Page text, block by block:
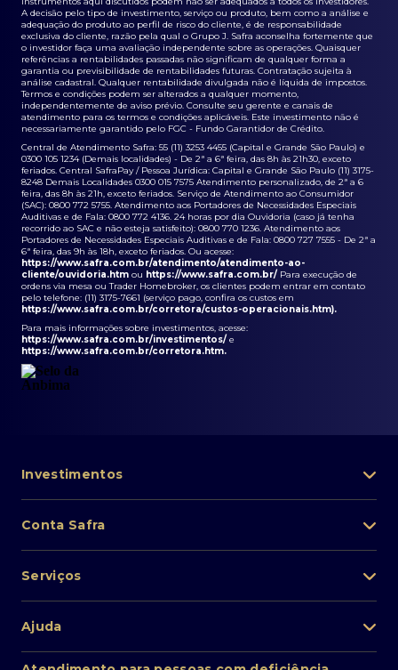
A decisão pelo tipo de investimento, serviço ou produto, bem como a análise e
adequação do produto ao perfil de risco do cliente, é de responsabilidade
exclusiva do cliente, razão pela qual o Grupo J. Safra aconselha fortemente que
o investidor faça uma avaliação independente sobre as operações. Quaisquer
referências a rentabilidades passadas não significam de qualquer forma a
garantia ou previsibilidade de rentabilidades futuras. Contratação sujeita à
análise cadastral. Qualquer rentabilidade divulgada não é líquida de impostos.
Termos e condições podem ser alterados a qualquer momento,
independentemente de aviso prévio. Consulte seu gerente e canais de
atendimento para os termos e condições aplicáveis. Este investimento não é
necessariamente garantido pelo FGC - Fundo Garantidor de Crédito.
Central de Atendimento Safra: 55 (11) 3253 4455 (Capital e Grande São Paulo) e
0300 105 1234 (Demais localidades) - De 2ª a 6ª feira, das 8h às 21h30, exceto
feriados. Central SafraPay / Pessoa Jurídica: Capital e Grande São Paulo (11) 3175-
8248 Demais Localidades 0300 015 7575 Atendimento personalizado, de 2ª a 6
feira, das 8h às 21h, exceto feriados. Serviço de Atendimento ao Consumidor
(SAC): 0800 772 5755. Atendimento aos Portadores de Necessidades Especiais
Auditivas e de Fala: 0800 772 4136. 24 horas por dia Ouvidoria (caso já tenha
recorrido ao SAC e não esteja satisfeito): 0800 770 1236. Atendimento aos
Portadores de Necessidades Especiais Auditivas e de Fala: 0800 727 7555 - De 2ª a
6ª feira, das 9h às 18h, exceto feriados. Ou acesse:
https://www.safra.com.br/atendimento/atendimento-ao-
cliente/ouvidoria.htm ou https://www.safra.com.br/ Para execução de
ordens via mesa ou Trader Homebroker, os clientes podem entrar em contato
pelo telefone: (11) 3175-7661 (serviço pago, confira os custos em
https://www.safra.com.br/corretora/custos-operacionais.htm).
Para mais informações sobre investimentos, acesse:
https://www.safra.com.br/investimentos/ e
https://www.safra.com.br/corretora.htm.
Investimentos
Lista de fundos de investimento
Private Banking
Renda fixa
Conta Safra
Pessoa Física
Cartões
Empréstimos e financiamentos
Serviços
Perda/roubo de celular
Ajuda
Atendimento ao cliente